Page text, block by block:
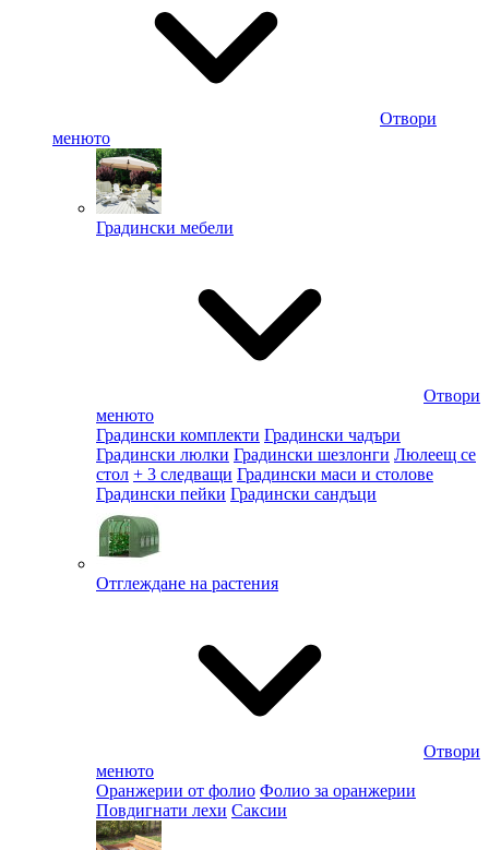
Отвори
менюто
Градински мебели
Отвори
менюто
Градински комплекти Градински чадъри
Градински люлки Градински шезлонги Люлеещ се
стол + 3 следващи Градински маси и столове
Градински пейки Градински сандъци
Отглеждане на растения
Отвори
менюто
Оранжерии от фолио Фолио за оранжерии
Повдигнати лехи Саксии